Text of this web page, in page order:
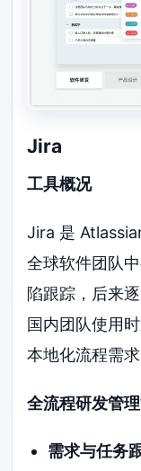
Jira
工具概况
Jira 是
全球软件团队
陷跟踪，后来
国内团队使用
本地化流程需求
全流程研发管
需求与任务